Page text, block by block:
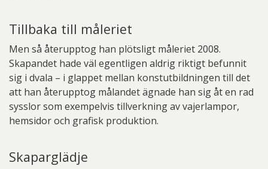
Tillbaka till måleriet
Men så återupptog han plötsligt måleriet 2008.
Skapandet hade väl egentligen aldrig riktigt befunnit
sig i dvala – i glappet mellan konstutbildningen till det
att han återupptog målandet ägnade han sig åt en rad
sysslor som exempelvis tillverkning av vajerlampor,
hemsidor och grafisk produktion.
Skaparglädje